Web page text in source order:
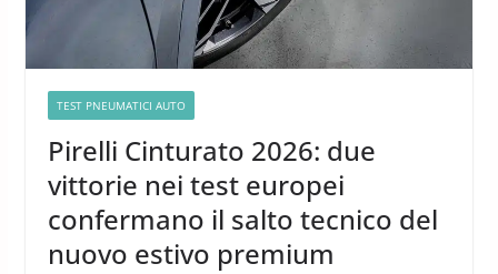
TEST PNEUMATICI AUTO
Pirelli Cinturato 2026: due
vittorie nei test europei
confermano il salto tecnico del
nuovo estivo premium